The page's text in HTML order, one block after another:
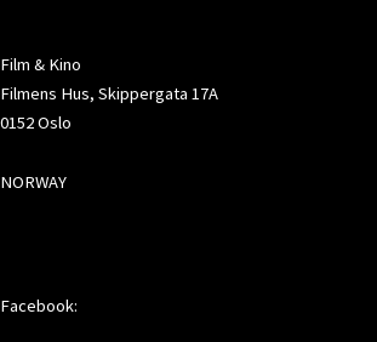
Film & Kino
Filmens Hus, Skippergata 17A
0152 Oslo
NORWAY
Facebook: